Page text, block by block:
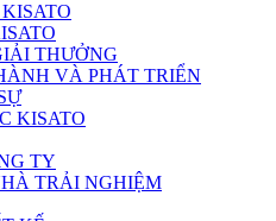
THƯỞNG
VÀ PHÁT TRIỂN
KISATO
TY
TRẢI NGHIỆM